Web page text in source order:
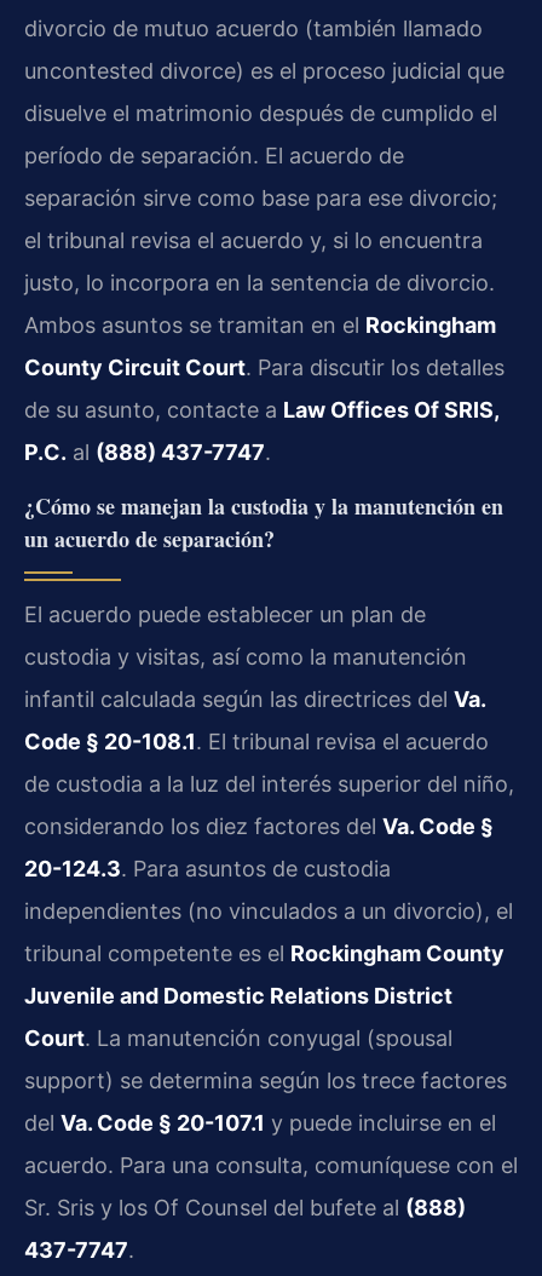
divorcio de mutuo acuerdo (también llamado
uncontested divorce) es el proceso judicial que
disuelve el matrimonio después de cumplido el
período de separación. El acuerdo de
separación sirve como base para ese divorcio;
el tribunal revisa el acuerdo y, si lo encuentra
justo, lo incorpora en la sentencia de divorcio.
Ambos asuntos se tramitan en el Rockingham
County Circuit Court. Para discutir los detalles
de su asunto, contacte a Law Offices Of SRIS,
P.C. al (888) 437-7747.
¿Cómo se manejan la custodia y la manutención en
un acuerdo de separación?
El acuerdo puede establecer un plan de
custodia y visitas, así como la manutención
infantil calculada según las directrices del Va.
Code § 20-108.1. El tribunal revisa el acuerdo
de custodia a la luz del interés superior del niño,
considerando los diez factores del Va. Code §
20-124.3. Para asuntos de custodia
independientes (no vinculados a un divorcio), el
tribunal competente es el Rockingham County
Juvenile and Domestic Relations District
Court. La manutención conyugal (spousal
support) se determina según los trece factores
del Va. Code § 20-107.1 y puede incluirse en el
acuerdo. Para una consulta, comuníquese con el
Sr. Sris y los Of Counsel del bufete al (888)
437-7747.